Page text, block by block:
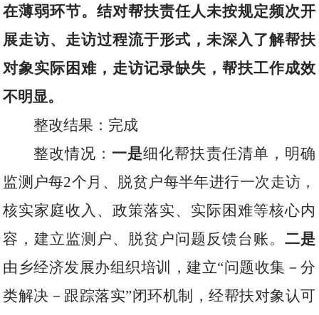
在薄弱环节。结对帮扶责任人未按规定频次开
展走访、走访过程流于形式，未深入了解帮扶
对象实际困难，走访记录缺失，帮扶工作成效
不明显。
整改结果：完成
整改情况： 一是细化帮扶责任清单，明确
监测户每2个月、脱贫户每半年进行一次走访，
核实家庭收入、政策落实、实际困难等核心内
容，建立监测户、脱贫户问题反馈台账。二是
由乡经济发展办组织培训，建立“问题收集－分
类解决－跟踪落实”闭环机制，经帮扶对象认可